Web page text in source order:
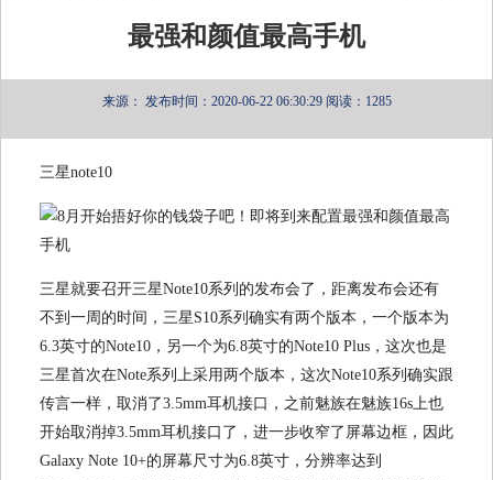
最强和颜值最高手机
来源： 发布时间：2020-06-22 06:30:29 阅读：1285
三星note10
三星就要召开三星Note10系列的发布会了，距离发布会还有
不到一周的时间，三星S10系列确实有两个版本，一个版本为
6.3英寸的Note10，另一个为6.8英寸的Note10 Plus，这次也是
三星首次在Note系列上采用两个版本，这次Note10系列确实跟
传言一样，取消了3.5mm耳机接口，之前魅族在魅族16s上也
开始取消掉3.5mm耳机接口了，进一步收窄了屏幕边框，因此
Galaxy Note 10+的屏幕尺寸为6.8英寸，分辨率达到